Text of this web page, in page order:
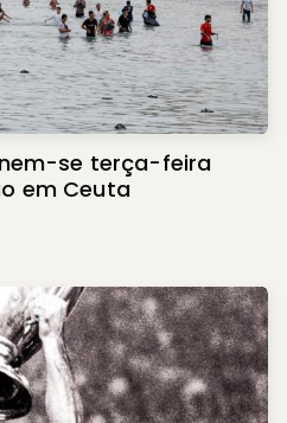
se terça-feira
em Ceuta